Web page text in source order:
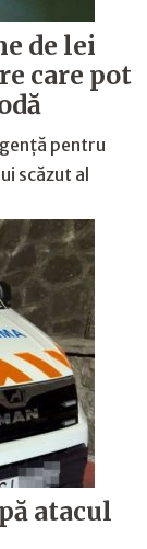
de lei
care pot
pentru
scăzut al
atacul